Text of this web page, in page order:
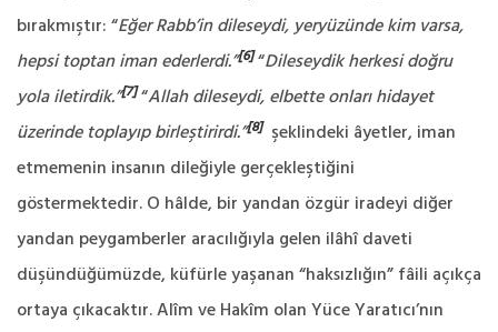
bırakmıştır: “Eğer Rabb’in dileseydi, yeryüzünde kim varsa,
hepsi toptan iman ederlerdi.”[6]“Dileseydik herkesi doğru
yola iletirdik.”[7]“Allah dileseydi, elbette onları hidayet
üzerinde toplayıp birleştirirdi.”[8] şeklindeki âyetler, iman
etmemenin insanın dileğiyle gerçekleştiğini
göstermektedir. O hâlde, bir yandan özgür iradeyi diğer
yandan peygamberler aracılığıyla gelen ilâhî daveti
düşündüğümüzde, küfürle yaşanan “haksızlığın” fâili açıkça
ortaya çıkacaktır. Alîm ve Hakîm olan Yüce Yaratıcı’nın